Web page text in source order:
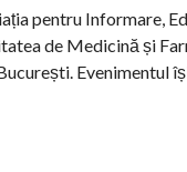
pentru Informare,
de Medicină și